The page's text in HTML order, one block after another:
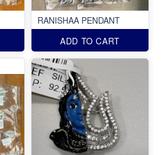
RANISHAA PENDANT
ADD TO CART